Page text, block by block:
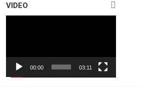
VIDEO
00:00 03:11